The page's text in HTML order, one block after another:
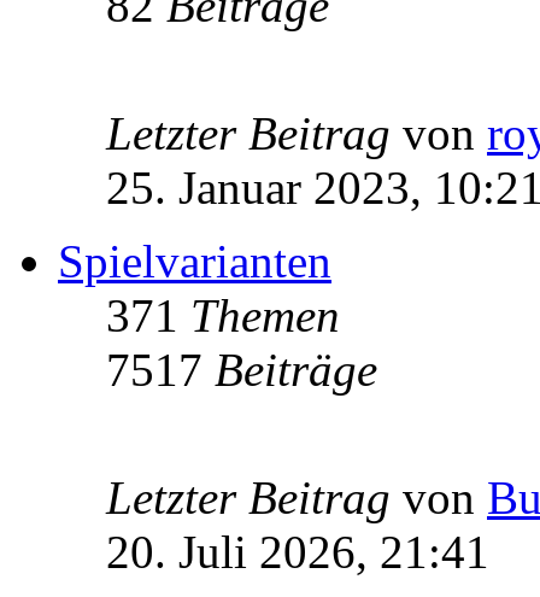
Letzter Beitrag von
25. Januar 2023,
Spielvarianten
371 Themen
7517 Beiträge
Letzter Beitrag von
20. Juli 2026, 21:41